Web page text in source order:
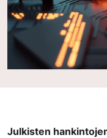
Julkisten